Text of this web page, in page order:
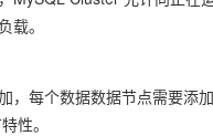
载。
，每个数据数据节点需要添
性。